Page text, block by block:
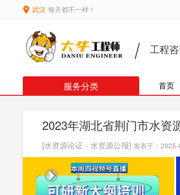
武汉 每天都不一样！
工程
服务分类 首页
2023年湖北省荆门市水资
[水资源论证 - 水资源公报] 发表于：